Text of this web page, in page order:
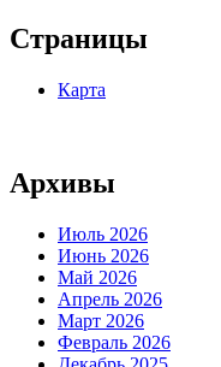
Страницы
Карта
Архивы
Июль 2026
Июнь 2026
Май 2026
Апрель 2026
Март 2026
Февраль 2026